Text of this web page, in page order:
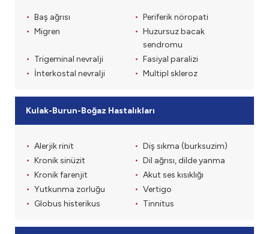
Baş ağrısı
Migren
Periferik nöropati
Huzursuz bacak
sendromu
Trigeminal nevralji
İnterkostal nevralji
Fasiyal paralizi
Multipl skleroz
Kulak-Burun-Boğaz Hastalıkları
Alerjik rinit
Kronik sinüzit
Kronik farenjit
Diş sıkma (burksuzim)
Dil ağrısı, dilde yanma
Akut ses kısıklığı
Yutkunma zorluğu
Globus histerikus
Vertigo
Tinnitus